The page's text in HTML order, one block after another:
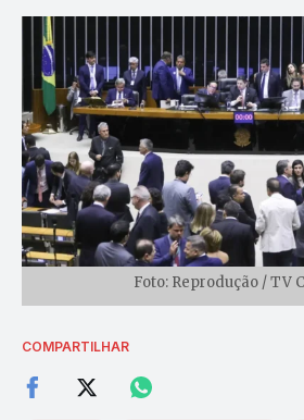
Foto: Reprodução / TV
COMPARTILHAR